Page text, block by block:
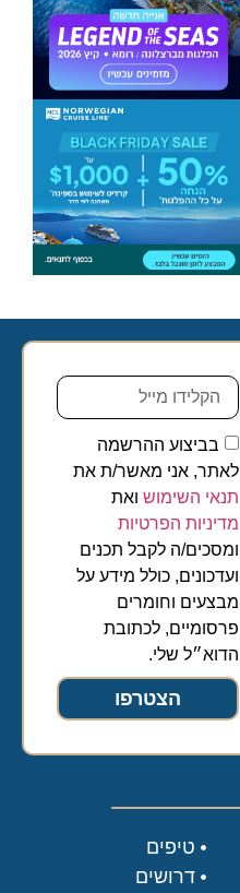
בביצוע ההרשמה
לאתר, אני מאשר/ת את
תנאי השימושואת
מדיניות הפרטיות
ומסכים/ה לקבל תכנים
ועדכונים, כולל מידע על
מבצעים וחומרים
פרסומיים, לכתובת
הדוא״ל שלי.
הצטרפו
טיפים
דרושים